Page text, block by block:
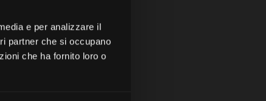
e per analizzare il
partner che si occupano
che ha fornito loro o